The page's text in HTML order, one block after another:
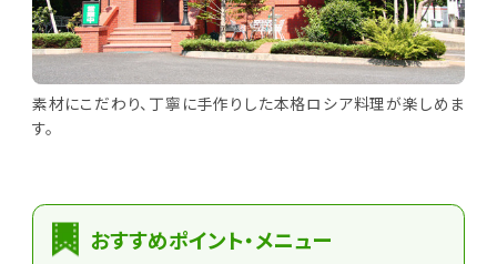
素材にこだわり、丁寧に手作りした本格ロシア料理が楽しめま
す。
おすすめポイント・メニュー